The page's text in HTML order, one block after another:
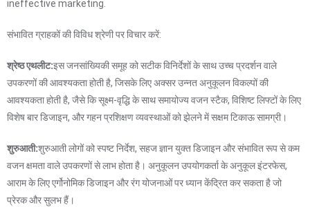
ineffective marketing.
संभावित ग्राहकों की विविध श्रेणी पर विचार करें:
श्रेष्ठ एथलीट:इस जनसांख्यिकी समूह को सटीक विनिर्देशों के साथ उच्च प्रदर्शन वाले
उपकरणों की आवश्यकता होती है, जिसके लिए अक्सर उन्नत अनुकूलन विकल्पों की
आवश्यकता होती है, जैसे कि सूक्ष्म-वृद्धि के साथ समायोज्य वजन स्टैक, विशिष्ट लिफ्टों के लिए
विशेष बार डिजाइन, और गहन प्रशिक्षण व्यवस्थाओं को झेलने में सक्षम टिकाऊ सामग्री।
शुरुआती:शुरुआती लोगों को स्पष्ट निर्देश, सहज ज्ञान युक्त डिजाइन और संभावित रूप से कम
वजन क्षमता वाले उपकरणों से लाभ होता है। अनुकूलन उपयोगकर्ता के अनुकूल इंटरफेस,
आराम के लिए एर्गोनोमिक डिजाइन और रंग योजनाओं पर ध्यान केंद्रित कर सकता है जो
प्रेरक और सुलभ हैं।